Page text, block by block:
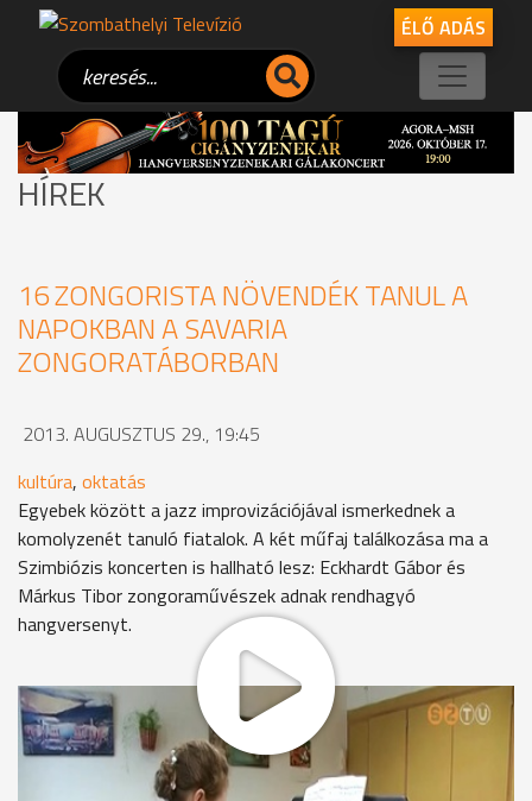
ÉLŐ ADÁS
HÍREK
16 ZONGORISTA NÖVENDÉK TANUL A
NAPOKBAN A SAVARIA
ZONGORATÁBORBAN
2013. AUGUSZTUS 29., 19:45
kultúra, oktatás
Egyebek között a jazz improvizációjával ismerkednek a
komolyzenét tanuló fiatalok. A két műfaj találkozása ma a
Szimbiózis koncerten is hallható lesz: Eckhardt Gábor és
Márkus Tibor zongoraművészek adnak rendhagyó
hangversenyt.
A jazz és a komolyzene találkozása hallható a zeneiskolában,
ahol 16 diák vesz részt a SAVARIA Zongoratáborban. A
kurzuson az improvizációval is ismerkednek az egyébként
klasszikus képzettségű diákok.